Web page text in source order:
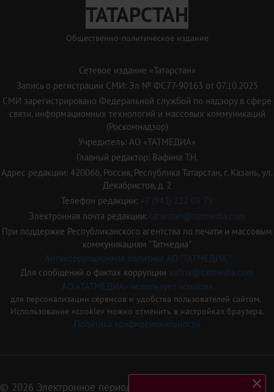
ТАТАРСТАН
Общественно-политическое издание
Сетевое издание «Татарстан»
Запись о регистрации СМИ: Эл № ФС77-90163 от 07.10.2025
СМИ зарегистрировано Федеральной службой по надзору в сфере
связи, информационных технологий и массовых коммуникаций
(Роскомнадзор)
Учредитель: АО «ТАТМЕДИА»
Главный редактор: Вафина Т.Н.
Адрес редакции: 420066, Россия, Республика Татарстан, г. Казань, ул.
Декабристов, д. 2
Телефон редакции: +7 (843) 222 09 79
Электронная почта редакции: tatarstan@tatmedia.com
При поддержке Республиканского агентства по печати и массовым
коммуникациям "Татмедиа"
Антикоррупционная политика АО "ТАТМЕДИА"
Для сообщений о фактах коррупции vafina@tatmedia.com
АО «ТАТМЕДИА» использует «cookie»
для персонализации сервисов и удобства пользователей сайтом.
Использование «cookie» можно отменить в настройках браузера.
Политика конфиденциальности
© 2026 Электронное периодическое издание «Татарстан»